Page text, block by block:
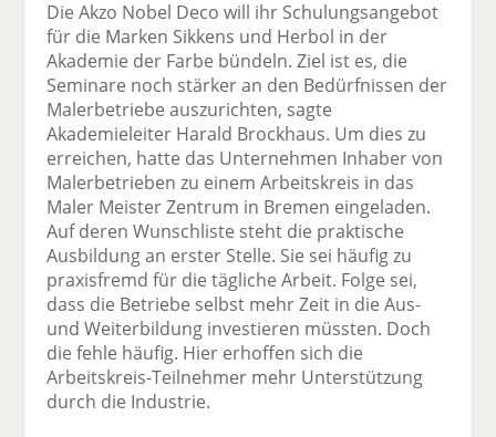
Die Akzo Nobel Deco will ihr Schulungsangebot
für die Marken Sikkens und Herbol in der
Akademie der Farbe bündeln. Ziel ist es, die
Seminare noch stärker an den Bedürfnissen der
Malerbetriebe auszurichten, sagte
Akademieleiter Harald Brockhaus. Um dies zu
erreichen, hatte das Unternehmen Inhaber von
Malerbetrieben zu einem Arbeitskreis in das
Maler Meister Zentrum in Bremen eingeladen.
Auf deren Wunschliste steht die praktische
Ausbildung an erster Stelle. Sie sei häufig zu
praxisfremd für die tägliche Arbeit. Folge sei,
dass die Betriebe selbst mehr Zeit in die Aus-
und Weiterbildung investieren müssten. Doch
die fehle häufig. Hier erhoffen sich die
Arbeitskreis-Teilnehmer mehr Unterstützung
durch die Industrie.